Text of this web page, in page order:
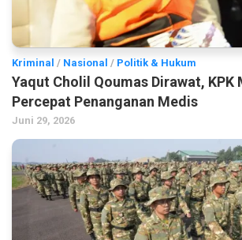
Kriminal / Nasional / Politik & Hukum
Yaqut Cholil Qoumas Dirawat, KPK
Percepat Penanganan Medis
Juni 29, 2026